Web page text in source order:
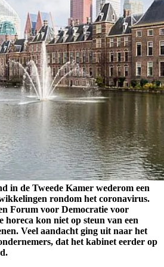
in de Tweede Kamer wederom een
rondom het coronavirus.
Forum voor Democratie voor
horeca kon niet op steun van een
Veel aandacht ging uit naar het
dat het kabinet eerder op